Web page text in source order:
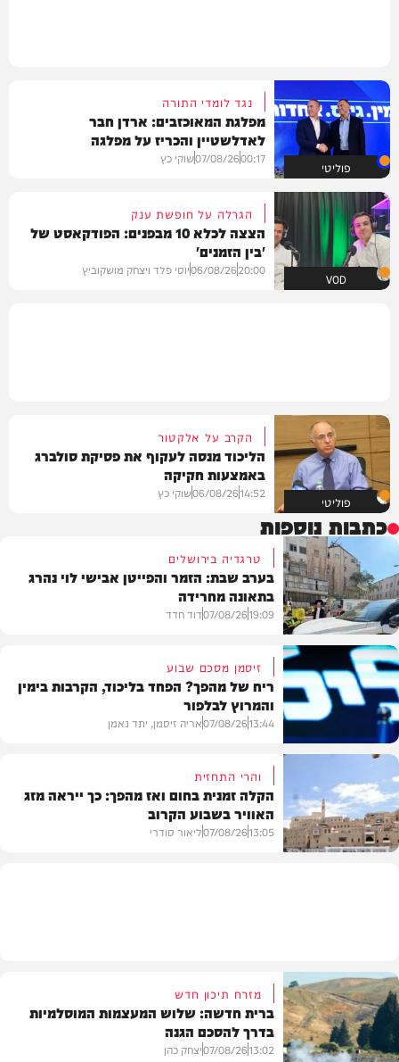
פוליטי
נגד לומדי התורה
מפלגת המאוכזבים: ארדן חבר
לאדלשטיין והכריז על מפלגה
00:17
07/08/26שוקי כץ
VOD
הגרלה על חופשת ענק
הצצה לכלא 10 מבפנים: הפודקאסט של
'בין הזמנים'
20:00
06/08/26יוסי פלד ויצחק מושקוביץ
פוליטי
הקרב על אלקטור
הליכוד מנסה לעקוף את פסיקת סולברג
באמצעות חקיקה
14:52
06/08/26שוקי כץ
כתבות נוספות
בארץ
טרגדיה בירושלים
בערב שבת: הזמר והפייטן אבישי לוי נהרג
בתאונה מחרידה
19:09
07/08/26דוד חדד
פוליטי
זיסמן מסכם שבוע
ריח של מהפך? הפחד בליכוד, הקרבות בימין
והמרוץ לבלפור
13:44
07/08/26אריה זיסמן, יתד נאמן
והרי התחזית
הקלה זמנית בחום ואז מהפך: כך ייראה מזג
האוויר בשבוע הקרוב
13:05
07/08/26ליאור סודרי
מזרח תיכון חדש
ברית חדשה: שלוש המעצמות המוסלמיות
בדרך להסכם הגנה
13:02
07/08/26יצחק כהן